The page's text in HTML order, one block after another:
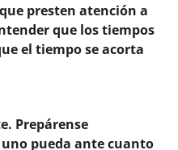
presten atención a
que los tiempos
el tiempo se acorta
Prepárense
pueda ante cuanto